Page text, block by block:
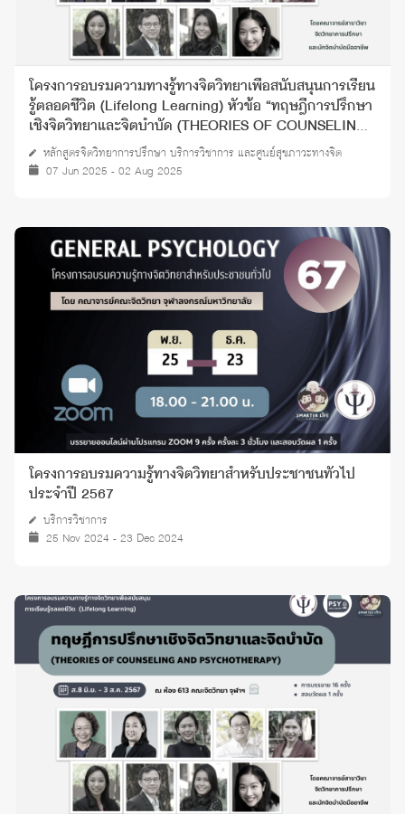
โครงการอบรมความทางรู้ทางจิตวิทยาเพื่อสนับสนุนการเรียน
รู้ตลอดชีวิต (Lifelong Learning) หัวข้อ “ทฤษฎีการปรึกษา
เชิงจิตวิทยาและจิตบำบัด (THEORIES OF COUNSELING
AND PSYCHOTHERAPY)” ปี 2568
หลักสูตรจิตวิทยาการปรึกษา บริการวิชาการ และศูนย์สุขภาวะทางจิต
07 Jun 2025 - 02 Aug 2025
โครงการอบรมความรู้ทางจิตวิทยาสำหรับประชาชนทั่วไป
ประจำปี 2567
บริการวิชาการ
25 Nov 2024 - 23 Dec 2024